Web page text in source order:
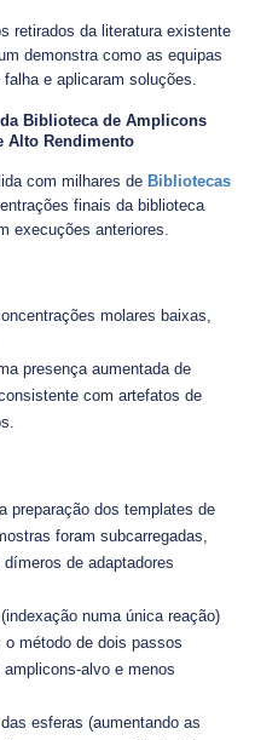
retirados da literatura existente
demonstra como as equipas
e aplicaram soluções.
Biblioteca de Amplicons
Alto Rendimento
com milhares de Bibliotecas
finais da biblioteca
execuções anteriores.
molares baixas,
presença aumentada de
com artefatos de
preparação dos templates de
foram subcarregadas,
de adaptadores
numa única reação)
método de dois passos
alvo e menos
esferas (aumentando as